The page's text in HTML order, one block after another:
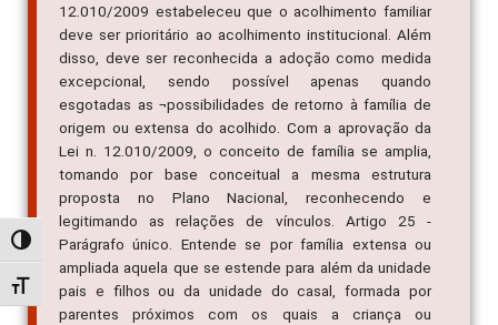
Alternar alto contraste
Alternar tamanho da fonte
12.010/2009 estabeleceu que o acolhimento familiar
deve ser prioritário ao acolhimento institucional. Além
disso, deve ser reconhecida a adoção como medida
excepcional, sendo possível apenas quando
esgotadas as ¬possibilidades de retorno à família de
origem ou extensa do acolhido. Com a aprovação da
Lei n. 12.010/2009, o conceito de família se amplia,
tomando por base conceitual a mesma estrutura
proposta no Plano Nacional, reconhecendo e
legitimando as relações de vínculos. Artigo 25 -
Parágrafo único. Entende se por família extensa ou
ampliada aquela que se estende para além da unidade
pais e filhos ou da unidade do casal, formada por
parentes próximos com os quais a criança ou